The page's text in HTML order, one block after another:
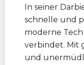
In seiner
schnelle und
moderne
verbindet. Mit
und